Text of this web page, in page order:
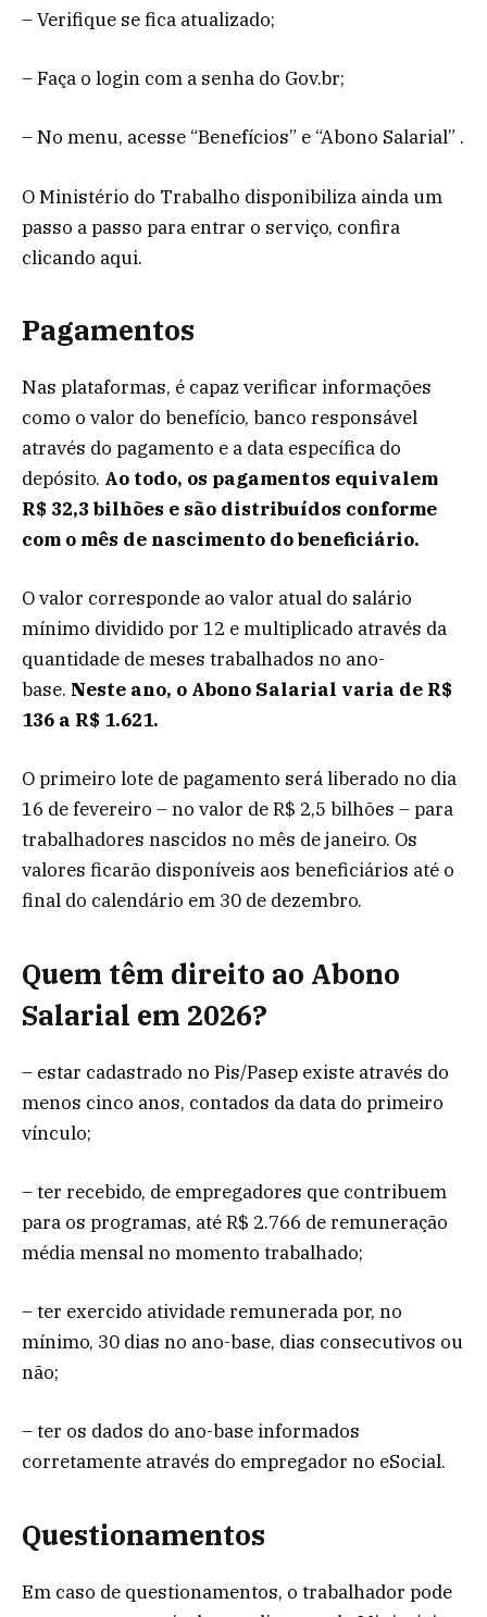
– Verifique se fica atualizado;
– Faça o login com a senha do Gov.br;
– No menu, acesse “Benefícios” e “Abono Salarial” .
O Ministério do Trabalho disponibiliza ainda um
passo a passo para entrar o serviço, confira
clicando aqui.
Pagamentos
Nas plataformas, é capaz verificar informações
como o valor do benefício, banco responsável
através do pagamento e a data específica do
depósito. Ao todo, os pagamentos equivalem
R$ 32,3 bilhões e são distribuídos conforme
com o mês de nascimento do beneficiário.
O valor corresponde ao valor atual do salário
mínimo dividido por 12 e multiplicado através da
quantidade de meses trabalhados no ano-
base. Neste ano, o Abono Salarial varia de R$
136 a R$ 1.621.
O primeiro lote de pagamento será liberado no dia
16 de fevereiro – no valor de R$ 2,5 bilhões – para
trabalhadores nascidos no mês de janeiro. Os
valores ficarão disponíveis aos beneficiários até o
final do calendário em 30 de dezembro.
Quem têm direito ao Abono
Salarial em 2026?
– estar cadastrado no Pis/Pasep existe através do
menos cinco anos, contados da data do primeiro
vínculo;
– ter recebido, de empregadores que contribuem
para os programas, até R$ 2.766 de remuneração
média mensal no momento trabalhado;
– ter exercido atividade remunerada por, no
mínimo, 30 dias no ano-base, dias consecutivos ou
não;
– ter os dados do ano-base informados
corretamente através do empregador no eSocial.
Questionamentos
Em caso de questionamentos, o trabalhador pode